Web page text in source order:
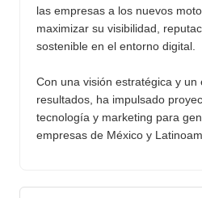
las empresas a los nuevos
maximizar su visibilidad,
sostenible en el entorno digital.
Con una visión estratégica y un
resultados, ha impulsado
tecnología y marketing para
empresas de México y